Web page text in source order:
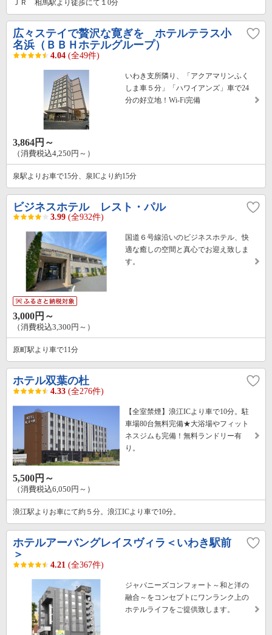
ＪＲ 相馬駅より徒歩にて１0分
広々ステイで贅沢な寛ぎを ホテルテラス小
名浜（ＢＢＨホテルグループ）
4.04 (全49件)
いわき支所隣り、「アクアマリンふく
しま車５分」「ハワイアンズ」車で24
分の好立地！Wi-Fi完備
3,864円～
（消費税込4,250円～）
泉駅よりお車で15分、泉ICより約15分
ビジネスホテル レスト・パル
3.99 (全932件)
国道６号線沿いのビジネスホテル、快
適な癒しの空間と真心でお迎え致しま
す。
3,000円～
（消費税込3,300円～）
原町駅より車で11分
ホテル双葉の杜
4.33 (全276件)
【全室禁煙】浪江ICより車で10分。駐
車場80台無料完備★大浴場やフィット
ネスジムも完備！無料ランドリー有
り。
5,500円～
（消費税込6,050円～）
浪江駅よりお車にて約５分。浪江ICより車で10分。
ホテルアーバングレイスヴィラ＜いわき駅前
＞
4.21 (全367件)
ジャパニーズコンフォート～和と洋の
融合～をコンセプトにワンランク上の
ホテルライフをご提供致します。